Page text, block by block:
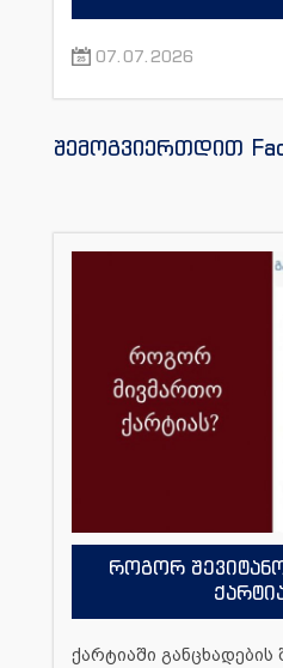
07.07.2026
შემოგვიერთდით
როგორ
ქარტიაში განცხადების